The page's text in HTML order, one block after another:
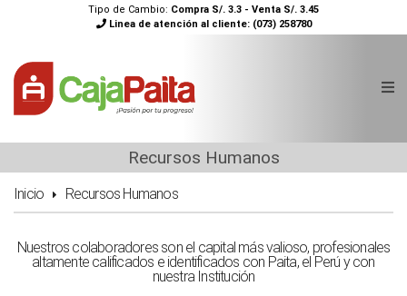
Tipo de Cambio: Compra S/. 3.3 - Venta S/. 3.45
Linea de atención al cliente: (073) 258780
Recursos Humanos
Inicio Recursos Humanos
Nuestros colaboradores son el capital más valioso, profesionales
altamente calificados e identificados con Paita, el Perú y con
nuestra Institución